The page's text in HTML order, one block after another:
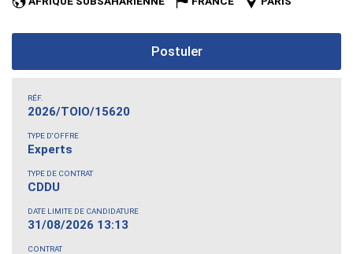
Postuler
RÉF.
2026/TOIO/15620
TYPE D'OFFRE
Experts
TYPE DE CONTRAT
CDDU
DATE LIMITE DE CANDIDATURE
31/08/2026 13:13
CONTRAT